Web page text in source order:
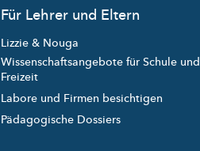
Für Lehrer und Eltern
Lizzie & Nouga
Wissenschaftsangebote für Schule und
Freizeit
Labore und Firmen besichtigen
Pädagogische Dossiers